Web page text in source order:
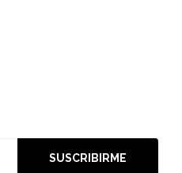
SUSCRIBIRME